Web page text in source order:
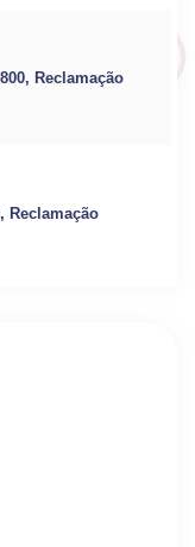
Reclamação
Reclamação